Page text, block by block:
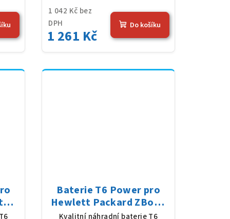
1 042 Kč bez
DPH
1 261 Kč
Do košíku
Baterie T6 Power pro
Hewlett Packard ZBook
Studio 16 G11, Li-Poly,
Kvalitní náhradní baterie T6